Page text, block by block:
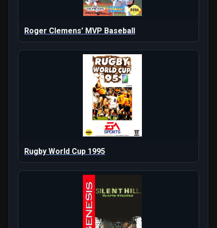
Roger Clemens’ MVP Baseball
Rugby World Cup 1995